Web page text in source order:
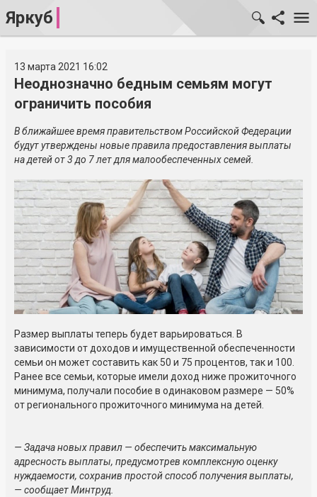
Яркуб
13 марта 2021 16:02
Неоднозначно бедным семьям могут
ограничить пособия
В ближайшее время правительством Российской Федерации
будут утверждены новые правила предоставления выплаты
на детей от 3 до 7 лет для малообеспеченных семей.
Размер выплаты теперь будет варьироваться. В
зависимости от доходов и имущественной обеспеченности
семьи он может составить как 50 и 75 процентов, так и 100.
Ранее все семьи, которые имели доход ниже прожиточного
минимума, получали пособие в одинаковом размере — 50%
от регионального прожиточного минимума на детей.
— Задача новых правил — обеспечить максимальную
адресность выплаты, предусмотрев комплексную оценку
нуждаемости, сохранив простой способ получения выплаты,
— сообщает Минтруд.